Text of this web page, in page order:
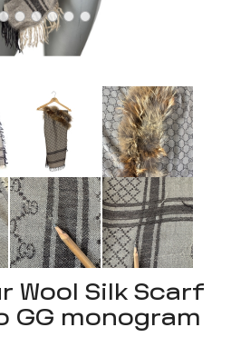
Wool Silk Scarf
GG monogram